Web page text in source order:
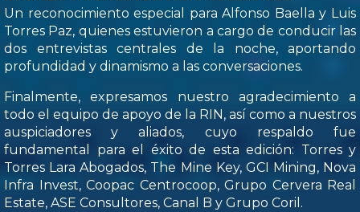
Un reconocimiento especial para Alfonso Baella y Luis
Torres Paz, quienes estuvieron a cargo de conducir las
dos entrevistas centrales de la noche, aportando
profundidad y dinamismo a las conversaciones.
Finalmente, expresamos nuestro agradecimiento a
todo el equipo de apoyo de la RIN, así como a nuestros
auspiciadores y aliados, cuyo respaldo fue
fundamental para el éxito de esta edición: Torres y
Torres Lara Abogados, The Mine Key, GCI Mining, Nova
Infra Invest, Coopac Centrocoop, Grupo Cervera Real
Estate, ASE Consultores, Canal B y Grupo Coril.